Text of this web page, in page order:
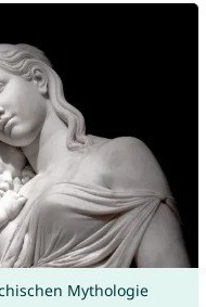
Mythologie